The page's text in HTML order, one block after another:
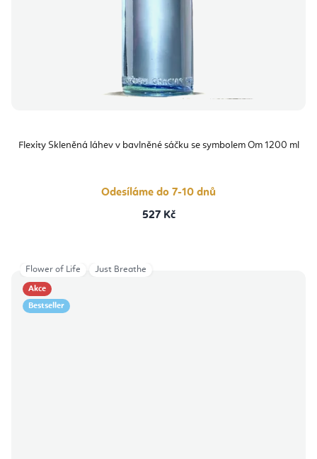
Flexity Skleněná láhev v bavlněné sáčku se symbolem Om 1200 ml
Odesíláme do 7-10 dnů
527 Kč
Akce
Bestseller
Flower of Life Just Breathe